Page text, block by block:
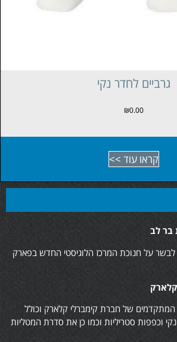
גרביים לחדר נקי
₪0.00
קראו עוד >>
בר לב
על חנוכת המרכז הלוגיסטי החדש בפארק
של חברת קימברלי קלארק וכולל
וכפפות סטריליות וכמו כן את סדרת המטליות